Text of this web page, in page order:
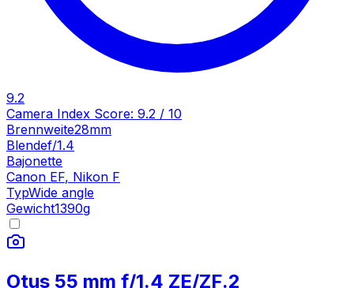
9.2
Camera Index Score: 9.2 / 10
Brennweite28mm
Blendef/1.4
Bajonette
Canon EF, Nikon F
TypWide angle
Gewicht1390g
Otus 55 mm f/1.4 ZE/ZF.2